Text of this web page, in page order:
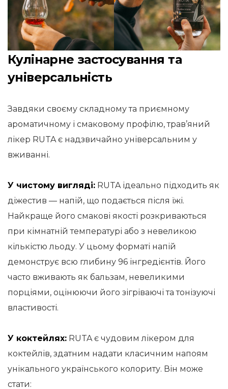
Кулінарне застосування та
універсальність
Завдяки своєму складному та приємному
ароматичному і смаковому профілю, трав’яний
лікер RUTA є надзвичайно універсальним у
вживанні.
У чистому вигляді: RUTA ідеально підходить як
діжестив — напій, що подається після їжі.
Найкраще його смакові якості розкриваються
при кімнатній температурі або з невеликою
кількістю льоду. У цьому форматі напій
демонструє всю глибину 96 інгредієнтів. Його
часто вживають як бальзам, невеликими
порціями, оцінюючи його зігріваючі та тонізуючі
властивості.
У коктейлях: RUTA є чудовим лікером для
коктейлів, здатним надати класичним напоям
унікального українського колориту. Він може
стати: